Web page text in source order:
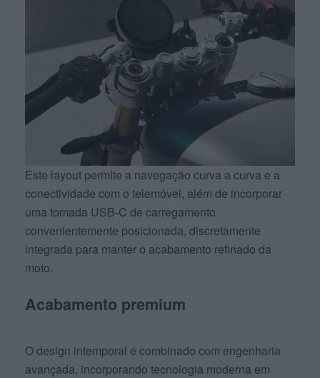
Este layout permite a navegação curva a curva e a
conectividade com o telemóvel, além de incorporar
uma tomada USB-C de carregamento
convenientemente posicionada, discretamente
integrada para manter o acabamento refinado da
moto.
Acabamento premium
O design intemporal é combinado com engenharia
avançada, incorporando tecnologia moderna em